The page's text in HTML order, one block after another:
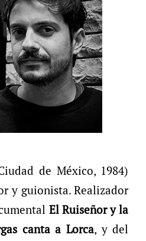
de México, 1984)
y guionista. Realizador
El Ruiseñor y la
canta a Lorca, y del